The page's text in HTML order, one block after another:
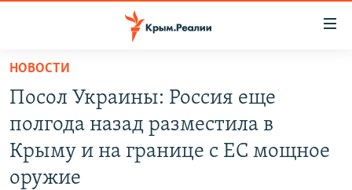
Вернуться
основному
содержанию
Вернутся
главной
СПЕЦПРОЕКТЫ
ВОДА
НОВОСТИ
Посол Украины: Россия еще
полгода назад разместила в
Крыму и на границе с ЕС мощное
оружие